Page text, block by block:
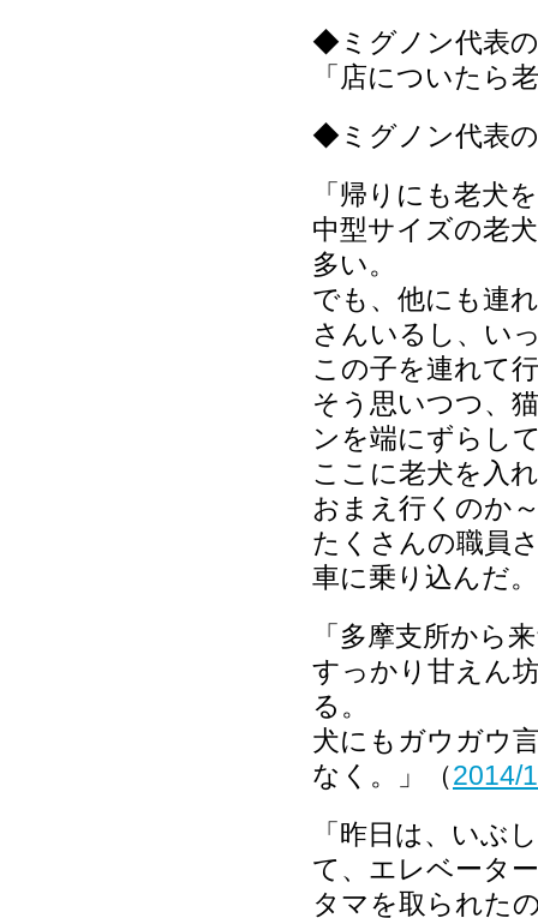
◆ミグノン代表
「店についたら
◆ミグノン代表
「帰りにも老犬
中型サイズの老
多い。
でも、他にも連
さんいるし、い
この子を連れて
そう思いつつ、
ンを端にずらし
ここに老犬を入
おまえ行くのか
たくさんの職員
車に乗り込んだ
「多摩支所から
すっかり甘えん
る。
犬にもガウガウ
なく。」（2014/
「昨日は、いぶ
て、エレベータ
タマを取られた